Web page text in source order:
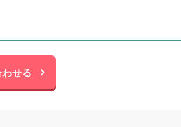
せる